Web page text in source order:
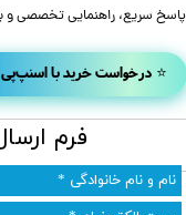
​پاسخ سریع، راهنمایی تخصصی و
📞 درخواست خرید با اسنپ‌پی ⭐
​فرم